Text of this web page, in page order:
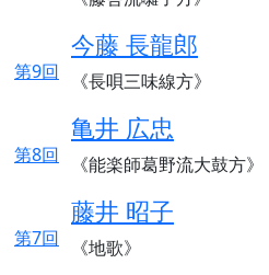
第9回
今藤 長龍郎
《長唄三味線方》
第8回
亀井 広忠
《能楽師葛野流大鼓方》
第7回
藤井 昭子
《地歌》